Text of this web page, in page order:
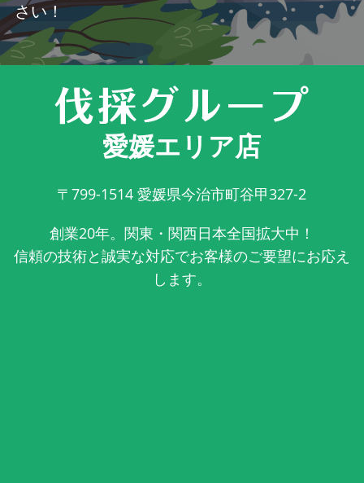
さい！
愛媛エリア店
〒799-1514 愛媛県今治市町谷甲327-2
創業20年。関東・関西日本全国拡大中！
信頼の技術と誠実な対応でお客様のご要望にお応え
します。